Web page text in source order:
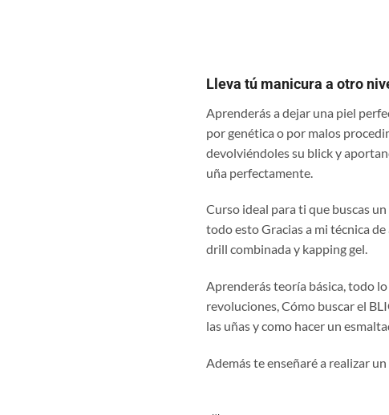
Lleva tú manicura a otro
Aprenderás a dejar una piel
por genética o por malos
devolviéndoles su blick y
uña perfectamente.
Curso ideal para ti que buscas
todo esto Gracias a mi técnica
drill combinada y kapping gel.
Aprenderás teoría básica, todo
revoluciones, Cómo buscar el
las uñas y como hacer un
Además te enseñaré a realizar